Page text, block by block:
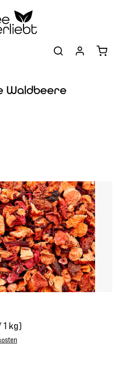
Waldbeere
1 kg)